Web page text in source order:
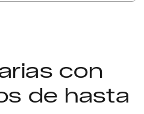
con
de hasta